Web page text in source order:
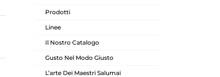
Prodotti
Linee
Il Nostro Catalogo
Gusto Nel Modo Giusto
L’arte Dei Maestri Salumai